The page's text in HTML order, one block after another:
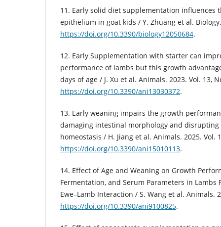
11. Early solid diet supplementation influences
epithelium in goat kids / Y. Zhuang et al.
https://doi.org/10.3390/biology12050684.
12. Early Supplementation with starter can
performance of lambs but this growth
days of age / J. Xu et al. Animals. 2023. Vol. 13,
https://doi.org/10.3390/ani13030372.
13. Early weaning impairs the growth
damaging intestinal morphology and
homeostasis / H. Jiang et al. Animals. 2025. Vol.
https://doi.org/10.3390/ani15010113.
14. Effect of Age and Weaning on Growth
Fermentation, and Serum Parameters in Lambs
Ewe–Lamb Interaction / S. Wang et al. Animals.
https://doi.org/10.3390/ani9100825.